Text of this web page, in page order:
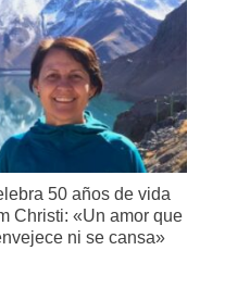
50 años de vida
Christi: «Un amor que
ni se cansa»